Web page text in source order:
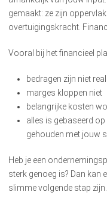
gemaakt: ze zijn
overtuigingskracht.
Vooral bij het financieel
bedragen zijn niet
marges kloppen niet
belangrijke kosten
alles is gebaseerd
gehouden met jouw
Heb je een
sterk genoeg is? Dan kan
slimme volgende stap zijn.